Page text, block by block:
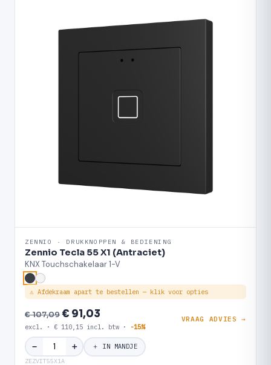
ZENNIO · DRUKKNOPPEN & BEDIENING
Zennio Tecla 55 X1 (Antraciet)
KNX Touchschakelaar 1-V
⚠ Afdekraam apart te bestellen — klik voor opties
€ 107,09€ 91,03
excl. · € 110,15 incl. btw · -15%
VRAAG ADVIES →
− ＋ ＋ IN MANDJE
ZEZVIT55X1A